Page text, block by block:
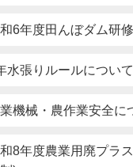
6年度田んぼダム研
水張りルールについて
機械・農作業安全に
8年度農業用廃プラ